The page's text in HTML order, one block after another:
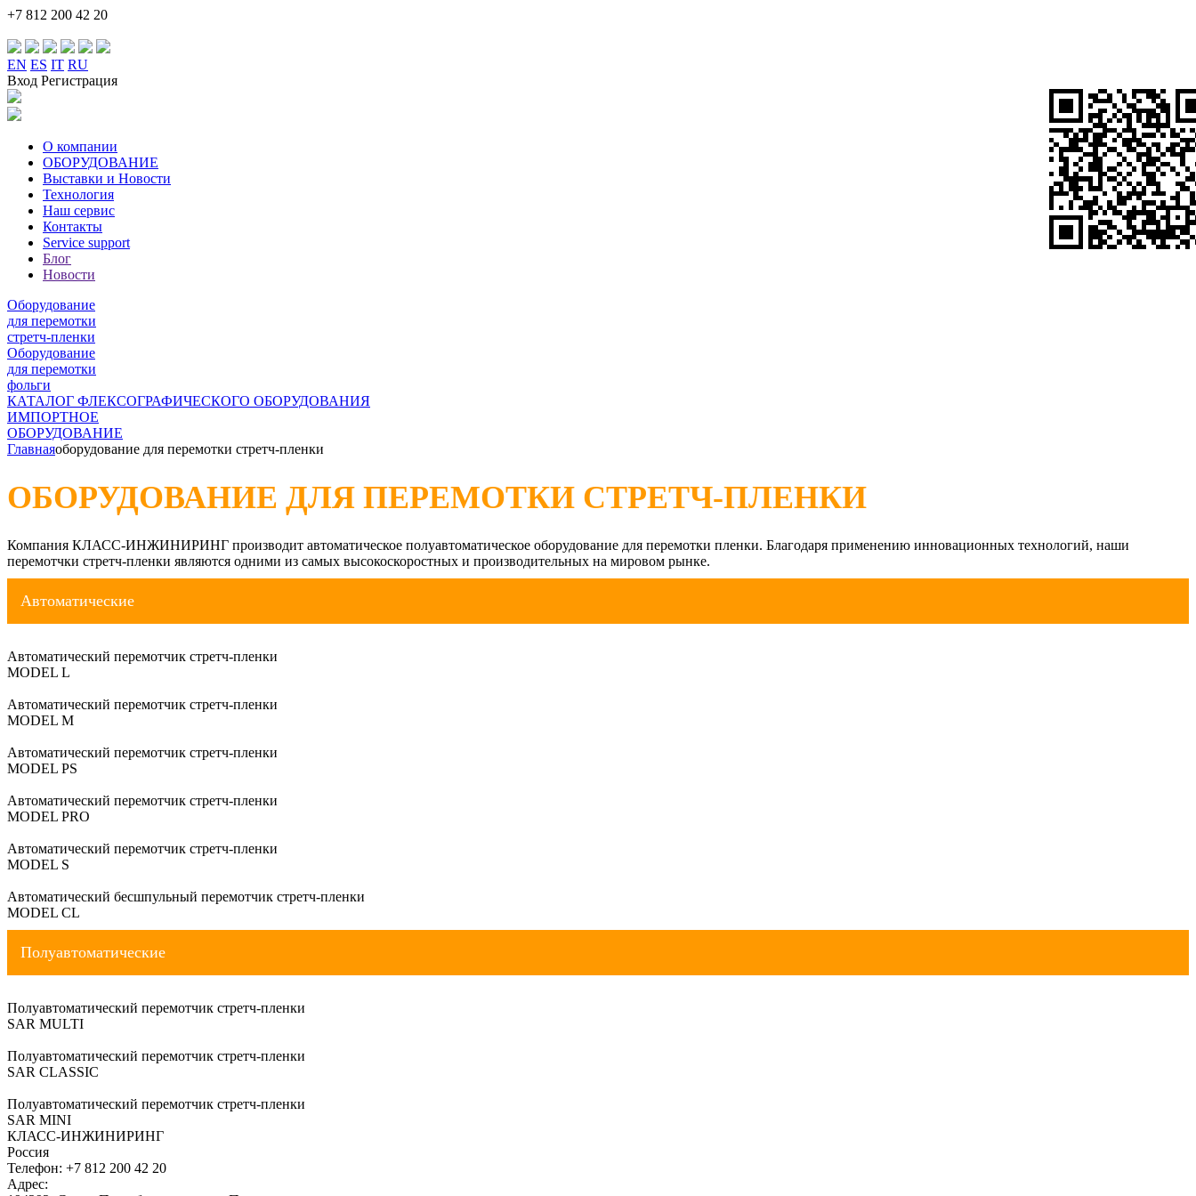
+7 812 200 42 20
EN ES IT RU
Вход Регистрация
О компании
ОБОРУДОВАНИЕ
Выставки и Новости
Технология
Наш сервис
Контакты
Service support
Блог
Новости
Оборудование
для перемотки
стретч-пленки
Оборудование
для перемотки
фольги
КАТАЛОГ ФЛЕКСОГРАФИЧЕСКОГО ОБОРУДОВАНИЯ
ИМПОРТНОЕ
ОБОРУДОВАНИЕ
Главнаяоборудование для перемотки стретч-пленки
ОБОРУДОВАНИЕ ДЛЯ ПЕРЕМОТКИ СТРЕТЧ-ПЛЕНКИ
Компания КЛАСС-ИНЖИНИРИНГ производит автоматическое полуавтоматическое оборудование для перемотки пленки. Благодаря применению инновационных технологий, наши
перемотчки стретч-пленки являются одними из самых высокоскоростных и производительных на мировом рынке.
Автоматические
Автоматический перемотчик стретч-пленки
MODEL L
Автоматический перемотчик стретч-пленки
MODEL M
Автоматический перемотчик стретч-пленки
MODEL PS
Автоматический перемотчик стретч-пленки
MODEL PRO
Автоматический перемотчик стретч-пленки
MODEL S
Автоматический бесшпульный перемотчик стретч-пленки
MODEL CL
Полуавтоматические
Полуавтоматический перемотчик стретч-пленки
SAR MULTI
Полуавтоматический перемотчик стретч-пленки
SAR CLASSIC
Полуавтоматический перемотчик стретч-пленки
SAR MINI
КЛАСС-ИНЖИНИРИНГ
Россия
Телефон: +7 812 200 42 20
Адрес: